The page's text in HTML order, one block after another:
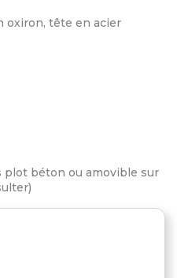
oxiron, tête en acier
plot béton ou amovible sur